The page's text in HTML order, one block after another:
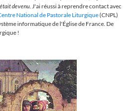
devenu . J'ai réussi à reprendre contact avec
National de Pastorale Liturgique(CNPL)
informatique de l'Église de France. De
!